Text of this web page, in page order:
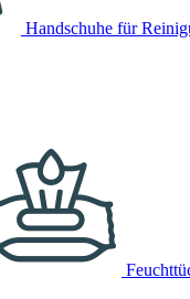
Handschuhe für